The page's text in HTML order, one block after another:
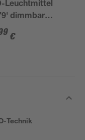
Leuchtmittel
dimmbar
smoky E14 4
lm warmweiß
€
Technik